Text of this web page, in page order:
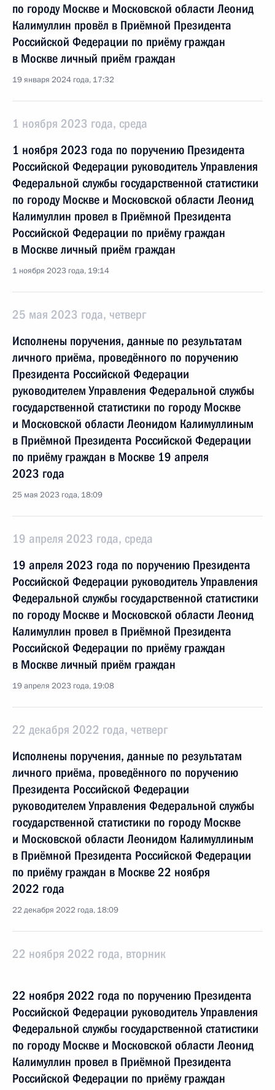
по городу Москве и Московской области Леонид
Калимуллин провёл в Приёмной Президента
Российской Федерации по приёму граждан
в Москве личный приём граждан
19 января 2024 года, 17:32
1 ноября 2023 года, среда
1 ноября 2023 года по поручению Президента
Российской Федерации руководитель Управления
Федеральной службы государственной статистики
по городу Москве и Московской области Леонид
Калимуллин провел в Приёмной Президента
Российской Федерации по приёму граждан
в Москве личный приём граждан
1 ноября 2023 года, 19:14
25 мая 2023 года, четверг
Исполнены поручения, данные по результатам
личного приёма, проведённого по поручению
Президента Российской Федерации
руководителем Управления Федеральной службы
государственной статистики по городу Москве
и Московской области Леонидом Калимуллиным
в Приёмной Президента Российской Федерации
по приёму граждан в Москве 19 апреля
2023 года
25 мая 2023 года, 18:09
19 апреля 2023 года, среда
19 апреля 2023 года по поручению Президента
Российской Федерации руководитель Управления
Федеральной службы государственной статистики
по городу Москве и Московской области Леонид
Калимуллин провел в Приёмной Президента
Российской Федерации по приёму граждан
в Москве личный приём граждан
19 апреля 2023 года, 19:08
22 декабря 2022 года, четверг
Исполнены поручения, данные по результатам
личного приёма, проведённого по поручению
Президента Российской Федерации
руководителем Управления Федеральной службы
государственной статистики по городу Москве
и Московской области Леонидом Калимуллиным
в Приёмной Президента Российской Федерации
по приёму граждан в Москве 22 ноября
2022 года
22 декабря 2022 года, 18:09
22 ноября 2022 года, вторник
22 ноября 2022 года по поручению Президента
Российской Федерации руководитель Управления
Федеральной службы государственной статистики
по городу Москве и Московской области Леонид
Калимуллин провел в Приёмной Президента
Российской Федерации по приёму граждан